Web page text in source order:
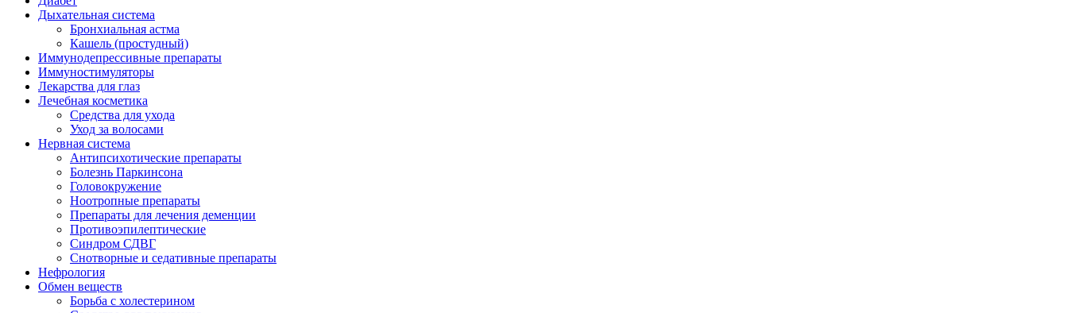
Дыхательная система
Бронхиальная астма
Кашель (простудный)
Иммунодепрессивные препараты
Иммуностимуляторы
Лекарства для глаз
Лечебная косметика
Средства для ухода
Уход за волосами
Нервная система
Антипсихотические препараты
Болезнь Паркинсона
Головокружение
Ноотропные препараты
Препараты для лечения деменции
Противоэпилептические
Синдром СДВГ
Снотворные и седативные препараты
Нефрология
Обмен веществ
Борьба с холестерином